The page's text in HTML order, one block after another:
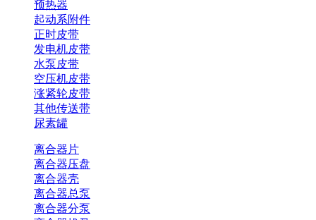
预热器
起动系附件
正时皮带
发电机皮带
水泵皮带
空压机皮带
涨紧轮皮带
其他传送带
尿素罐
离合器片
离合器压盘
离合器壳
离合器总泵
离合器分泵